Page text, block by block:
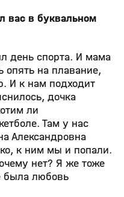
вас в буквальном
день спорта. И мама
опять на плавание,
И к нам подходит
дочка
ли
Там у нас
Александровна
к ним мы и попали.
нет? Я же тоже
была любовь